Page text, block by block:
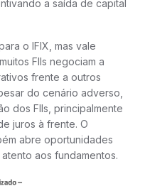
a saída de capital
o IFIX, mas vale
FIIs negociam a
frente a outros
do cenário adverso,
dos FIIs, principalmente
juros à frente. O
abre oportunidades
aos fundamentos.